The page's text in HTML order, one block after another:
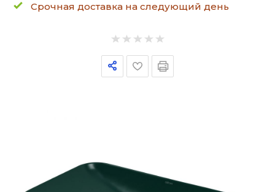
Срочная доставка на следующий день